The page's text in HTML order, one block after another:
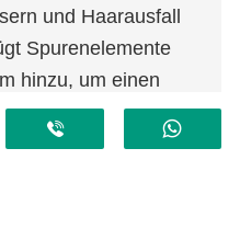
und Haarausfall
Spurenelemente
hinzu, um einen
Nährstoffe und
wie Vitamin A